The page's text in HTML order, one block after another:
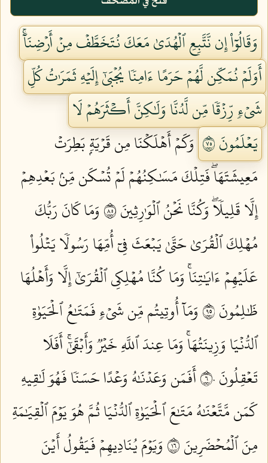
وَقَالُوٓاْ إِن نَّتَّبِعِ ٱلۡهُدَىٰ مَعَكَ نُتَخَطَّفۡ مِنۡ أَرۡضِنَآۚ
أَوَلَمۡ نُمَكِّن لَّهُمۡ حَرَمًا ءَامِنٗا يُجۡبَىٰٓ إِلَيۡهِ ثَمَرَٰتُ كُلِّ
شَيۡءٖ رِّزۡقٗا مِّن لَّدُنَّا وَلَٰكِنَّ أَكۡثَرَهُمۡ لَا
يَعۡلَمُونَ ٥٧
وَكَمۡ أَهۡلَكۡنَا مِن قَرۡيَةِۭ بَطِرَتۡ
مَعِيشَتَهَاۖ فَتِلۡكَ مَسَٰكِنُهُمۡ لَمۡ تُسۡكَن مِّنۢ بَعۡدِهِمۡ
إِلَّا قَلِيلٗاۖ وَكُنَّا نَحۡنُ ٱلۡوَٰرِثِينَ ٥٨
وَمَا كَانَ رَبُّكَ
مُهۡلِكَ ٱلۡقُرَىٰ حَتَّىٰ يَبۡعَثَ فِيٓ أُمِّهَا رَسُولٗا يَتۡلُواْ
عَلَيۡهِمۡ ءَايَٰتِنَاۚ وَمَا كُنَّا مُهۡلِكِي ٱلۡقُرَىٰٓ إِلَّا وَأَهۡلُهَا
ظَٰلِمُونَ ٥٩
وَمَآ أُوتِيتُم مِّن شَيۡءٖ فَمَتَٰعُ ٱلۡحَيَوٰةِ
ٱلدُّنۡيَا وَزِينَتُهَاۚ وَمَا عِندَ ٱللَّهِ خَيۡرٞ وَأَبۡقَىٰٓۚ أَفَلَا
تَعۡقِلُونَ ٦٠
أَفَمَن وَعَدۡنَٰهُ وَعۡدًا حَسَنٗا فَهُوَ لَٰقِيهِ
كَمَن مَّتَّعۡنَٰهُ مَتَٰعَ ٱلۡحَيَوٰةِ ٱلدُّنۡيَا ثُمَّ هُوَ يَوۡمَ ٱلۡقِيَٰمَةِ
مِنَ ٱلۡمُحۡضَرِينَ ٦١
وَيَوۡمَ يُنَادِيهِمۡ فَيَقُولُ أَيۡنَ